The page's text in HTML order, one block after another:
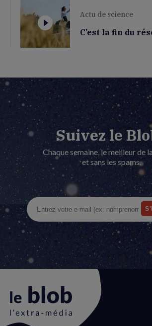
Actu de science
C’est la fin du
Suivez le
Chaque semaine, le meilleur de
et sans les spams.